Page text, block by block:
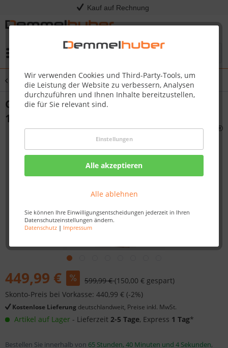
Kauf auf Rechnung
Wir verwenden Cookies und Third-Party-Tools, um
die Leistung der Website zu verbessern, Analysen
durchzuführen und Ihnen Inhalte bereitzustellen,
die für Sie relevant sind.
Einstellungen
Alle akzeptieren
Alle ablehnen
Sie können Ihre Einwilligungsentscheidungen jederzeit in Ihren
Datenschutzeinstellungen ändern.
Datenschutz| Impressum
Übersicht Gartenhausfenster & Türen
Gartenhaus Tür Einflügeltür 28 mm 94 x
183 cm
449,99 € 599,99 €(150,00 € gespart)
Skonto-Preis bei Vorkasse: 440,99 € (-2%)
Kostenlose Lieferung deutschlandweit, Preise inkl. MwSt.
Artikel auf Lager - Lieferzeit 2-5 Tage, Express 1 Tag*
Bestellen Sie innerhalb von 65 Stunden, 40 Minuten und 4 Sekunden,